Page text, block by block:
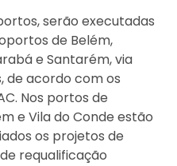
serão executadas
de Belém,
e Santarém, via
de acordo com os
Nos portos de
e Vila do Conde estão
os projetos de
requalificação